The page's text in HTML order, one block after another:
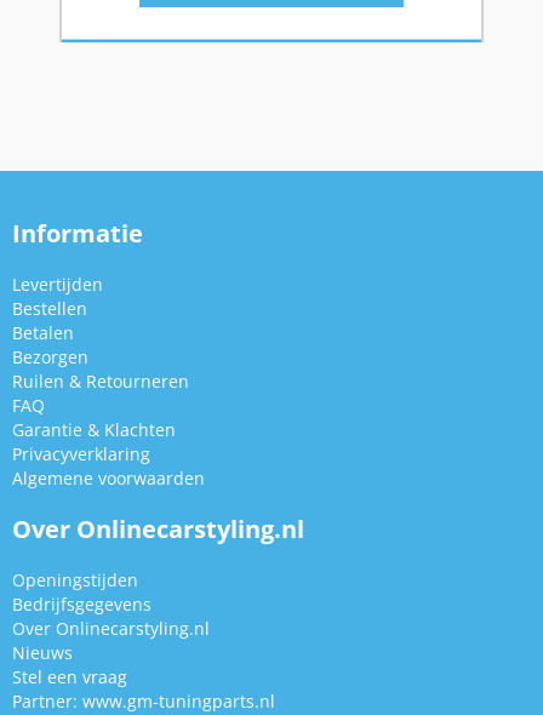
Informatie
Levertijden
Bestellen
Betalen
Bezorgen
Ruilen & Retourneren
FAQ
Garantie & Klachten
Privacyverklaring
Algemene voorwaarden
Over Onlinecarstyling.nl
Openingstijden
Bedrijfsgegevens
Over Onlinecarstyling.nl
Nieuws
Stel een vraag
Partner: www.gm-tuningparts.nl